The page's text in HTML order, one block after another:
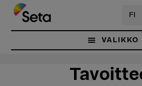
Hyppää
pääsisältöön
Hyppää
ensisijaiseen
sivupalkkiin
VALIKKO